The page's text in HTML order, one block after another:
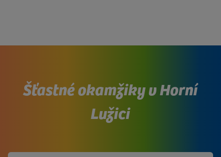
Šťastné okamžiky v Horní
Lužici